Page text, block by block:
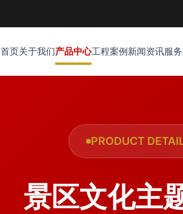
首页关于我们产品中心工程案例新闻资讯服
PRODUCT
景区文化主